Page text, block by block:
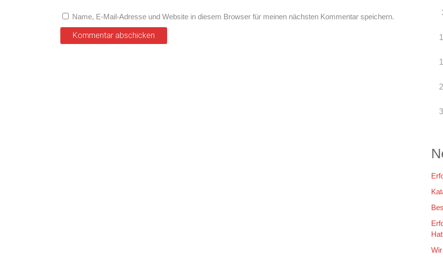
Name, E-Mail-Adresse und Website in diesem Browser für meinen nächsten Kommentar speichern.